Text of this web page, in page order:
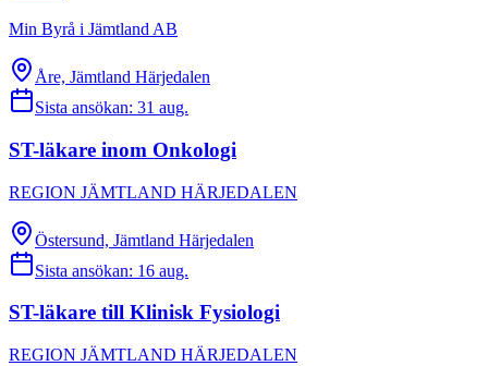
Min Byrå i Jämtland AB
Åre, Jämtland Härjedalen
Sista ansökan: 31 aug.
ST-läkare inom Onkologi
REGION JÄMTLAND HÄRJEDALEN
Östersund, Jämtland Härjedalen
Sista ansökan: 16 aug.
ST-läkare till Klinisk Fysiologi
REGION JÄMTLAND HÄRJEDALEN